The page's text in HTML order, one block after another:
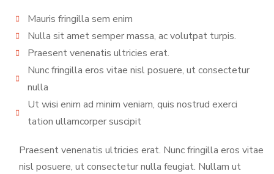
Mauris fringilla sem enim
Nulla sit amet semper massa, ac volutpat turpis.
Praesent venenatis ultricies erat.
Nunc fringilla eros vitae nisl posuere, ut consectetur
nulla
Ut wisi enim ad minim veniam, quis nostrud exerci
tation ullamcorper suscipit
Praesent venenatis ultricies erat. Nunc fringilla eros vitae
nisl posuere, ut consectetur nulla feugiat. Nullam ut